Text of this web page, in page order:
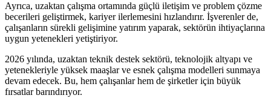
Ayrıca, uzaktan çalışma ortamında güçlü iletişim ve problem çözme
becerileri geliştirmek, kariyer ilerlemesini hızlandırır. İşverenler de,
çalışanların sürekli gelişimine yatırım yaparak, sektörün ihtiyaçlarına
uygun yetenekleri yetiştiriyor.
2026 yılında, uzaktan teknik destek sektörü, teknolojik altyapı ve
yetenekleriyle yüksek maaşlar ve esnek çalışma modelleri sunmaya
devam edecek. Bu, hem çalışanlar hem de şirketler için büyük
fırsatlar barındırıyor.